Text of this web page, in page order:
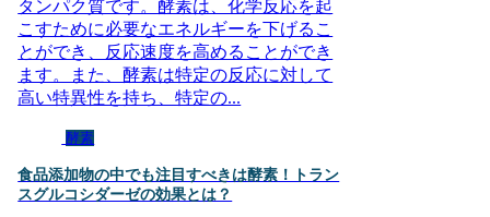
タンパク質です。酵素は、化学反応を起
こすために必要なエネルギーを下げるこ
とができ、反応速度を高めることができ
ます。また、酵素は特定の反応に対して
高い特異性を持ち、特定の...
酵素
食品添加物の中でも注目すべきは酵素！トラン
スグルコシダーゼの効果とは？